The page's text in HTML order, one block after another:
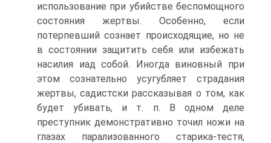
использование при убийстве беспомощного
состояния жертвы. Особенно, если
потерпевший сознает происходящие, но не
в состоянии защитить себя или избежать
насилия иад собой. Иногда виновный при
этом сознательно усугубляет страдания
жертвы, садистски рассказывая о том, как
будет убивать, и т. п. В одном деле
преступник демонстративно точил ножи на
глазах парализованного старика-тестя,